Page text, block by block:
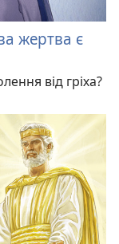
жертва є
від гріха?